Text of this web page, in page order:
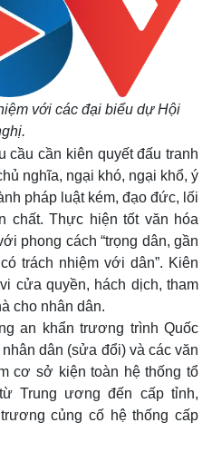
với các đại biểu dự Hội
cần kiên quyết đấu tranh
nghĩa, ngại khó, ngại khổ, ý
pháp luật kém, đạo đức, lối
chất. Thực hiện tốt văn hóa
phong cách “trọng dân, gần
trách nhiệm với dân”. Kiên
cửa quyền, hách dịch, tham
cho nhân dân.
an khẩn trương trình Quốc
dân (sửa đổi) và các văn
cơ sở kiện toàn hệ thống tổ
Trung ương đến cấp tỉnh,
củng cố hệ thống cấp